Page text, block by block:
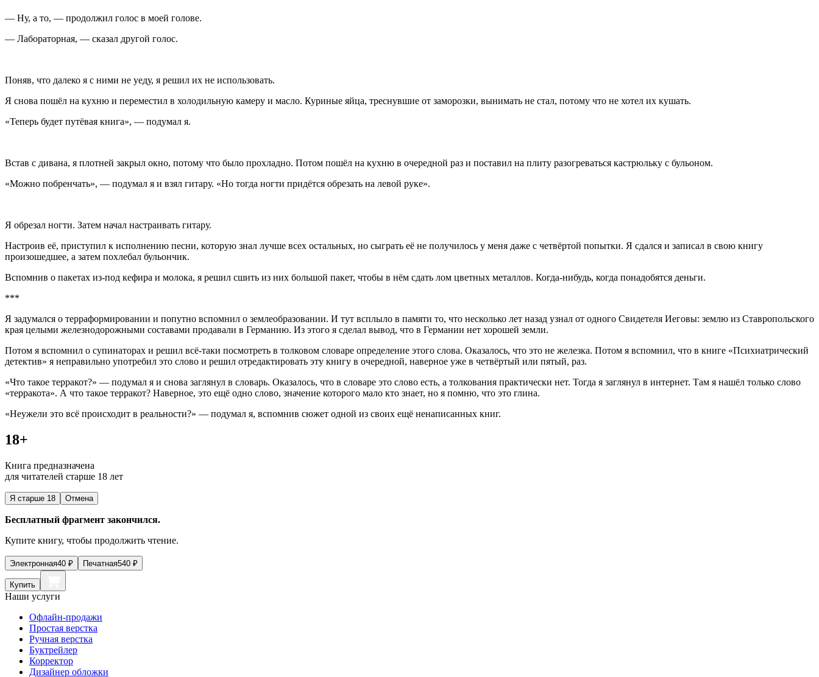
— Ну, а то, — продолжил голос в моей голове.
— Лабораторная, — сказал другой голос.
Поняв, что далеко я с ними не уеду, я решил их не использовать.
Я снова пошёл на кухню и переместил в холодильную камеру и масло. Куриные яйца, треснувшие от заморозки, вынимать не стал, потому что не хотел их кушать.
«Теперь будет путёвая книга», — подумал я.
Встав с дивана, я плотней закрыл окно, потому что было прохладно. Потом пошёл на кухню в очередной раз и поставил на плиту разогреваться кастрюльку с бульоном.
«Можно побренчать», — подумал я и взял гитару. «Но тогда ногти придётся обрезать на левой руке».
Я обрезал ногти. Затем начал настраивать гитару.
Настроив её, приступил к исполнению песни, которую знал лучше всех остальных, но сыграть её не получилось у меня даже с четвёртой попытки. Я сдался и записал в свою книгу
произошедшее, а затем похлебал бульончик.
Вспомнив о пакетах из-под кефира и молока, я решил сшить из них большой пакет, чтобы в нём сдать лом цветных металлов. Когда-нибудь, когда понадобятся деньги.
***
Я задумался о терраформировании и попутно вспомнил о землеобразовании. И тут всплыло в памяти то, что несколько лет назад узнал от одного Свидетеля Иеговы: землю из Ставропольского
края целыми железнодорожными составами продавали в Германию. Из этого я сделал вывод, что в Германии нет хорошей земли.
Потом я вспомнил о супинаторах и решил всё-таки посмотреть в толковом словаре определение этого слова. Оказалось, что это не железка. Потом я вспомнил, что в книге «Психиатрический
детектив» я неправильно употребил это слово и решил отредактировать эту книгу в очередной, наверное уже в четвёртый или пятый, раз.
«Что такое терракот?» — подумал я и снова заглянул в словарь. Оказалось, что в словаре это слово есть, а толкования практически нет. Тогда я заглянул в интернет. Там я нашёл только слово
«терракота». А что такое терракот? Наверное, это ещё одно слово, значение которого мало кто знает, но я помню, что это глина.
«Неужели это всё происходит в реальности?» — подумал я, вспомнив сюжет одной из своих ещё ненаписанных книг.
18+
Книга предназначена
для читателей старше 18 лет
Я старше 18 Отмена
Бесплатный фрагмент закончился.
Купите книгу, чтобы продолжить чтение.
Электронная40 ₽ Печатная540 ₽
Купить
Наши услуги
Офлайн-продажи
Простая верстка
Ручная верстка
Буктрейлер
Корректор
Дизайнер обложки